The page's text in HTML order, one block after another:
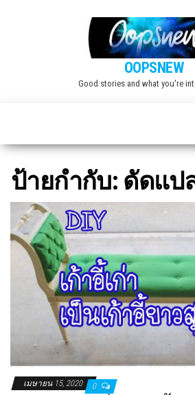
OOPSNEW
Good stories and what you're
ป้ายกำกับ: ดัดแป
เมษายน 15, 2020 0